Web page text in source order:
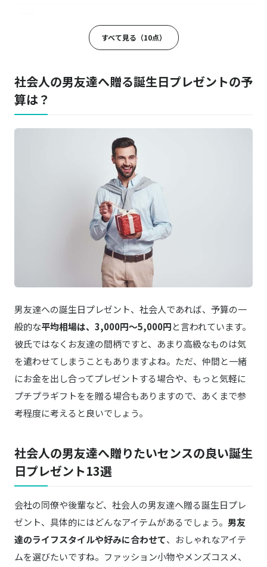
9×2 つやリブビジネスソックス:コン
サンワダイレクト
トラベル ガジェットポーチ
よっこいしょ！背中のかごで育てる植物 しっ
ショコラフレナチュール
すべて見る（10点）
社会人の男友達へ贈る誕生日プレゼントの予
算は？
男友達への誕生日プレゼント、社会人であれば、予算の一
般的な平均相場は、3,000円～5,000円と言われています。
彼氏ではなくお友達の間柄ですと、あまり高級なものは気
を遣わせてしまうこともありますよね。ただ、仲間と一緒
にお金を出し合ってプレゼントする場合や、もっと気軽に
プチプラギフトをを贈る場合もありますので、あくまで参
考程度に考えると良いでしょう。
社会人の男友達へ贈りたいセンスの良い誕生
日プレゼント13選
会社の同僚や後輩など、社会人の男友達へ贈る誕生日プレ
ゼント、具体的にはどんなアイテムがあるでしょう。 男友
達のライフスタイルや好みに合わせて、おしゃれなアイテ
ムを選びたいですね。ファッション小物やメンズコスメ、